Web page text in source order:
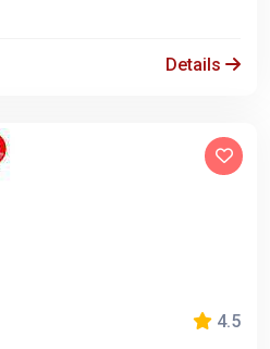
Details
4.5